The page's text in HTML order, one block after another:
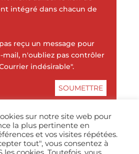
intégré dans chacun de
reçu un message pour
n'oubliez pas contrôler
indésirable".
sur notre site web pour
la plus pertinente en
et vos visites répétées.
tout", vous consentez à